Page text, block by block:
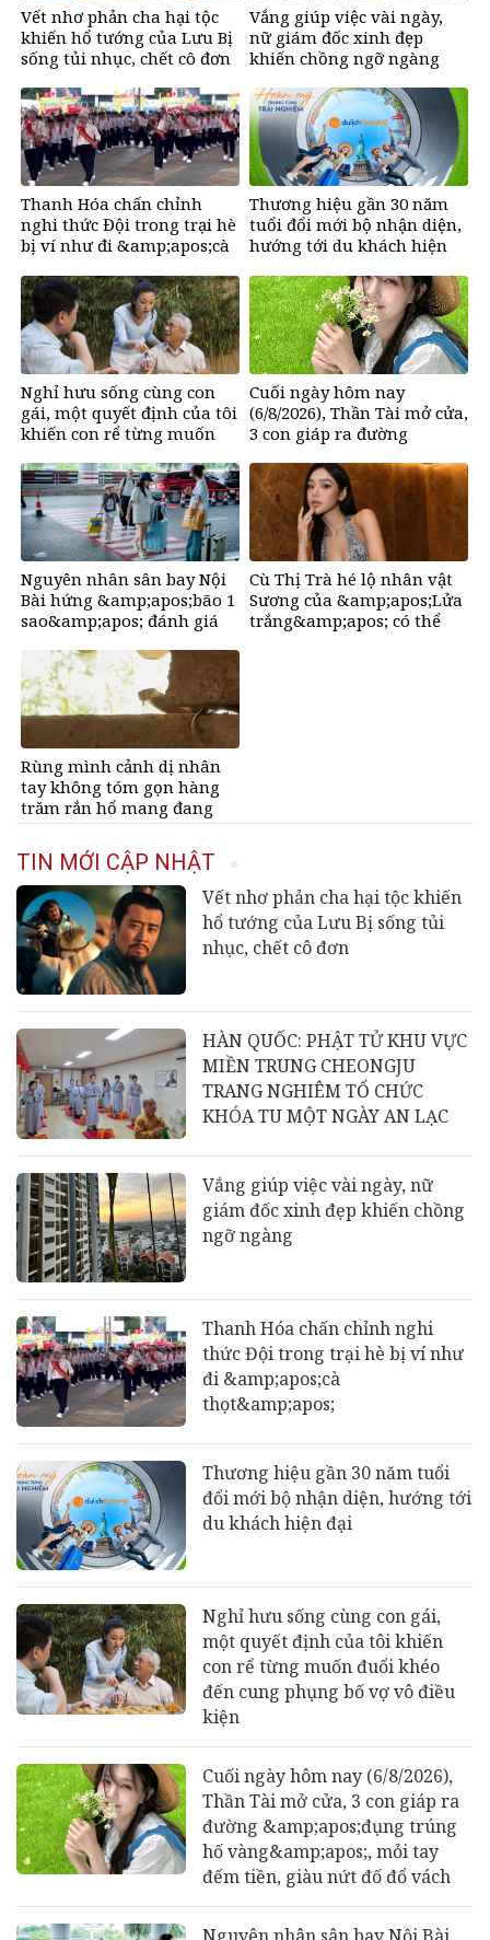
Vết nhơ phản cha hại tộc
khiến hổ tướng của Lưu Bị
sống tủi nhục, chết cô đơn
Vắng giúp việc vài ngày,
nữ giám đốc xinh đẹp
khiến chồng ngỡ ngàng
Thanh Hóa chấn chỉnh
nghi thức Đội trong trại hè
bị ví như đi &amp;apos;cà
Thương hiệu gần 30 năm
tuổi đổi mới bộ nhận diện,
hướng tới du khách hiện
Nghỉ hưu sống cùng con
gái, một quyết định của tôi
khiến con rể từng muốn
bố vợ vô điều kiện
Cuối ngày hôm nay
(6/8/2026), Thần Tài mở cửa,
3 con giáp ra đường
vàng&amp;apos;, mỏi tay
đếm tiền, giàu nứt đố đổ
vách
Nguyên nhân sân bay Nội
Bài hứng &amp;apos;bão 1
sao&amp;apos; đánh giá
Cù Thị Trà hé lộ nhân vật
Sương của &amp;apos;Lửa
trắng&amp;apos; có thể
Rùng mình cảnh dị nhân
tay không tóm gọn hàng
trăm rắn hổ mang đang
TIN MỚI CẬP NHẬT
Vết nhơ phản cha hại tộc khiến
hổ tướng của Lưu Bị sống tủi
nhục, chết cô đơn
HÀN QUỐC: PHẬT TỬ KHU VỰC
MIỀN TRUNG CHEONGJU
TRANG NGHIÊM TỔ CHỨC
KHÓA TU MỘT NGÀY AN LẠC
Vắng giúp việc vài ngày, nữ
giám đốc xinh đẹp khiến chồng
ngỡ ngàng
Thanh Hóa chấn chỉnh nghi
thức Đội trong trại hè bị ví như
đi &amp;apos;cà
thọt&amp;apos;
Thương hiệu gần 30 năm tuổi
đổi mới bộ nhận diện, hướng tới
du khách hiện đại
Nghỉ hưu sống cùng con gái,
một quyết định của tôi khiến
con rể từng muốn đuổi khéo
đến cung phụng bố vợ vô điều
kiện
Cuối ngày hôm nay (6/8/2026),
Thần Tài mở cửa, 3 con giáp ra
đường &amp;apos;đụng trúng
hố vàng&amp;apos;, mỏi tay
đếm tiền, giàu nứt đố đổ vách